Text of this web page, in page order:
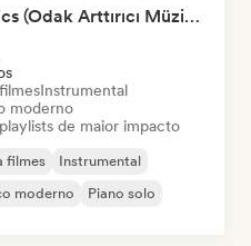
Gladiolus Classics (Odak Arttırıcı Müzikler)
Instrumental
moderno
de maior impacto
filmes
Instrumental
moderno Piano solo